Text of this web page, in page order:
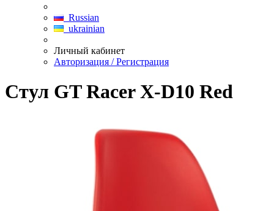
Russian
ukrainian
Личный кабинет
Авторизация / Регистрация
Стул GT Racer X-D10 Red